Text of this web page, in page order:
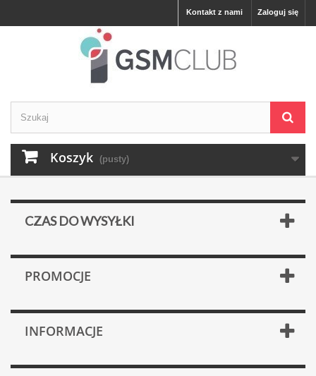
Zaloguj się
Kontakt z nami
Koszyk (pusty)
CZAS DO WYSYŁKI
PROMOCJE
INFORMACJE